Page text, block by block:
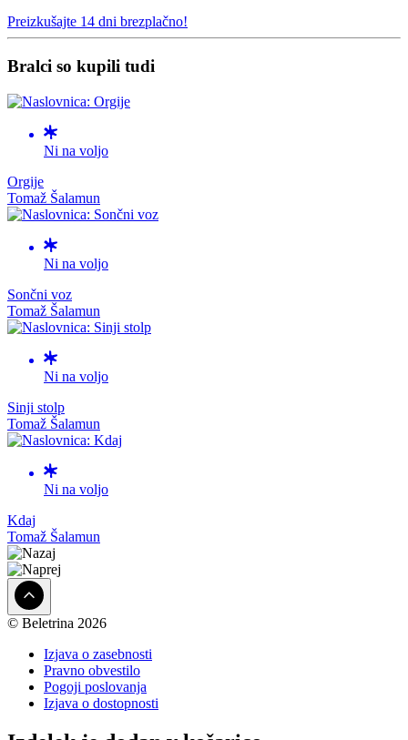
Preizkušajte 14 dni brezplačno!
Bralci so kupili tudi
Ni na voljo
Orgije
Tomaž Šalamun
Ni na voljo
Sončni voz
Tomaž Šalamun
Ni na voljo
Sinji stolp
Tomaž Šalamun
Ni na voljo
Kdaj
Tomaž Šalamun
© Beletrina 2026
Izjava o zasebnosti
Pravno obvestilo
Pogoji poslovanja
Izjava o dostopnosti